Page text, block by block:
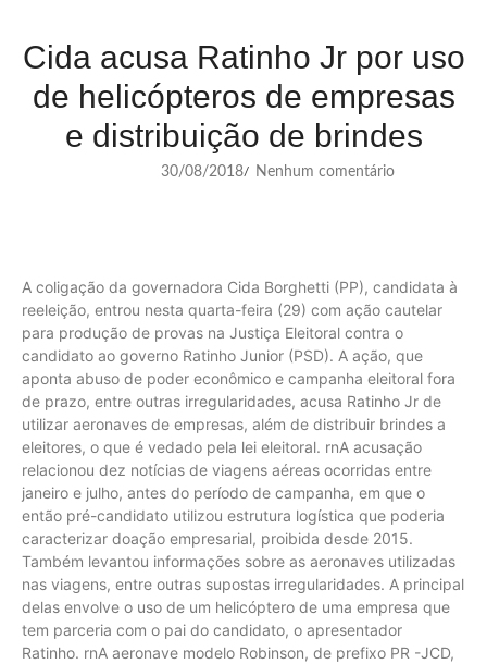
Cida acusa Ratinho Jr por uso
de helicópteros de empresas
e distribuição de brindes
30/08/2018/ Nenhum comentário
A coligação da governadora Cida Borghetti (PP), candidata à
reeleição, entrou nesta quarta-feira (29) com ação cautelar
para produção de provas na Justiça Eleitoral contra o
candidato ao governo Ratinho Junior (PSD). A ação, que
aponta abuso de poder econômico e campanha eleitoral fora
de prazo, entre outras irregularidades, acusa Ratinho Jr de
utilizar aeronaves de empresas, além de distribuir brindes a
eleitores, o que é vedado pela lei eleitoral. rnA acusação
relacionou dez notícias de viagens aéreas ocorridas entre
janeiro e julho, antes do período de campanha, em que o
então pré-candidato utilizou estrutura logística que poderia
caracterizar doação empresarial, proibida desde 2015.
Também levantou informações sobre as aeronaves utilizadas
nas viagens, entre outras supostas irregularidades. A principal
delas envolve o uso de um helicóptero de uma empresa que
tem parceria com o pai do candidato, o apresentador
Ratinho. rnA aeronave modelo Robinson, de prefixo PR -JCD,